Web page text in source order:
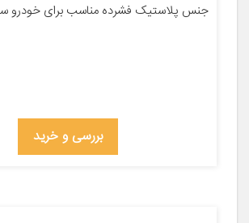
جنس پلاستیک فشرده مناسب برای خودرو
بررسی و خرید